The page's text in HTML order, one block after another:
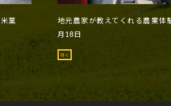
菓
地元農家が教えてくれる農業
月18日
行く